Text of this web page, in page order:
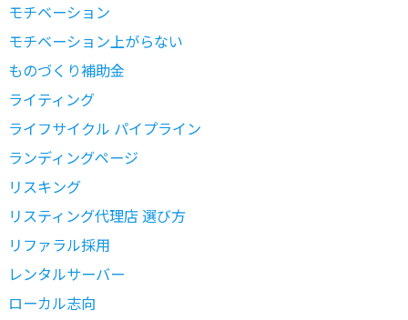
モチベーション
モチベーション上がらない
ものづくり補助金
ライティング
ライフサイクル パイプライン
ランディングページ
リスキング
リスティング代理店 選び方
リファラル採用
レンタルサーバー
ローカル志向